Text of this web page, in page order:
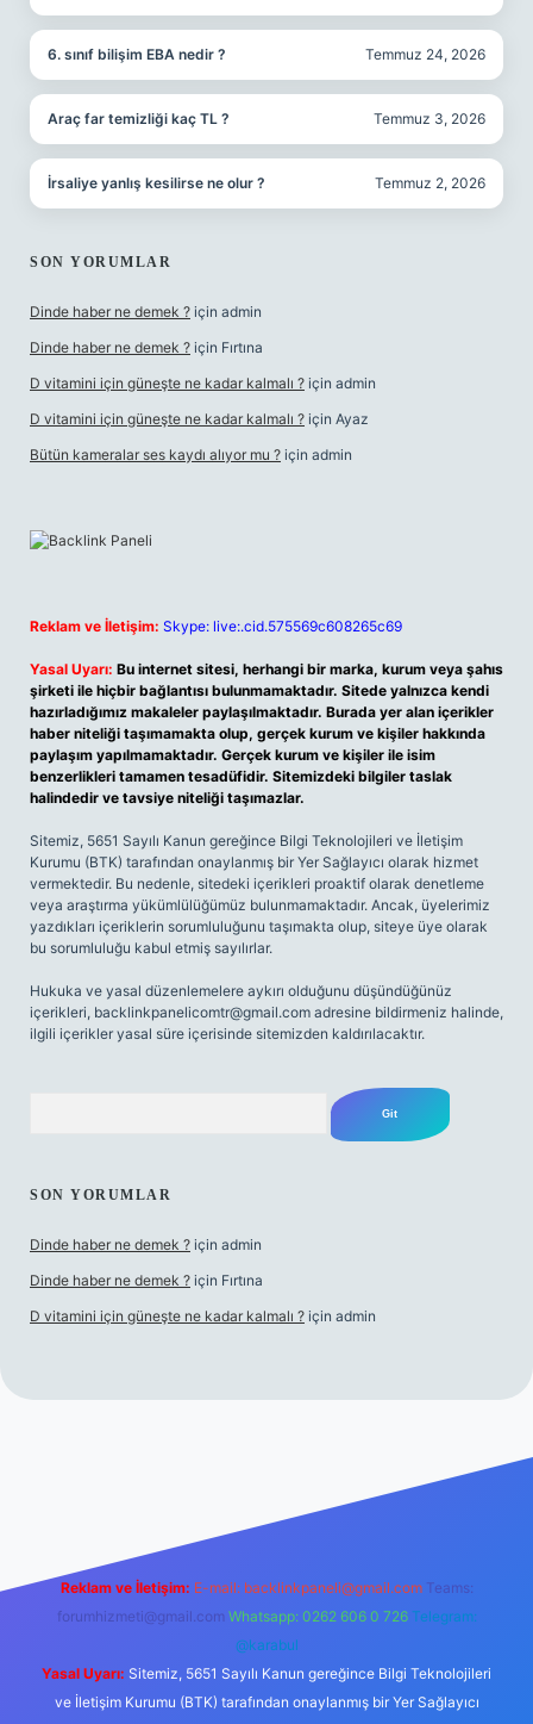
6. sınıf bilişim EBA nedir ? Temmuz 24, 2026
Araç far temizliği kaç TL ? Temmuz 3, 2026
İrsaliye yanlış kesilirse ne olur ? Temmuz 2, 2026
SON YORUMLAR
Dinde haber ne demek ? için admin
Dinde haber ne demek ? için Fırtına
D vitamini için güneşte ne kadar kalmalı ? için admin
D vitamini için güneşte ne kadar kalmalı ? için Ayaz
Bütün kameralar ses kaydı alıyor mu ? için admin
Reklam ve İletişim: Skype: live:.cid.575569c608265c69
Yasal Uyarı: Bu internet sitesi, herhangi bir marka, kurum veya şahıs
şirketi ile hiçbir bağlantısı bulunmamaktadır. Sitede yalnızca kendi
hazırladığımız makaleler paylaşılmaktadır. Burada yer alan içerikler
haber niteliği taşımamakta olup, gerçek kurum ve kişiler hakkında
paylaşım yapılmamaktadır. Gerçek kurum ve kişiler ile isim
benzerlikleri tamamen tesadüfidir. Sitemizdeki bilgiler taslak
halindedir ve tavsiye niteliği taşımazlar.
Sitemiz, 5651 Sayılı Kanun gereğince Bilgi Teknolojileri ve İletişim
Kurumu (BTK) tarafından onaylanmış bir Yer Sağlayıcı olarak hizmet
vermektedir. Bu nedenle, sitedeki içerikleri proaktif olarak denetleme
veya araştırma yükümlülüğümüz bulunmamaktadır. Ancak, üyelerimiz
yazdıkları içeriklerin sorumluluğunu taşımakta olup, siteye üye olarak
bu sorumluluğu kabul etmiş sayılırlar.
Hukuka ve yasal düzenlemelere aykırı olduğunu düşündüğünüz
içerikleri, backlinkpanelicomtr@gmail.com adresine bildirmeniz halinde,
ilgili içerikler yasal süre içerisinde sitemizden kaldırılacaktır.
SON YORUMLAR
Dinde haber ne demek ? için admin
Dinde haber ne demek ? için Fırtına
D vitamini için güneşte ne kadar kalmalı ? için admin
Reklam ve İletişim: E-mail: backlinkpaneli@gmail.com Teams:
forumhizmeti@gmail.com Whatsapp: 0262 606 0 726 Telegram:
@karabul
Yasal Uyarı: Sitemiz, 5651 Sayılı Kanun gereğince Bilgi Teknolojileri
ve İletişim Kurumu (BTK) tarafından onaylanmış bir Yer Sağlayıcı